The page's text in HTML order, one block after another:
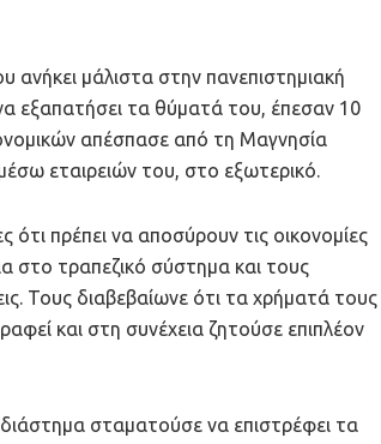
μάλιστα στην πανεπιστημιακή
εξαπατήσει τα θύματά του, έπεσαν 10
απέσπασε από τη Μαγνησία
εταιρειών του, στο εξωτερικό.
πρέπει να αποσύρουν τις οικονομίες
στο τραπεζικό σύστημα και τους
Τους διαβεβαίωνε ότι τα χρήματά τους
και στη συνέχεια ζητούσε επιπλέον
σταματούσε να επιστρέφει τα